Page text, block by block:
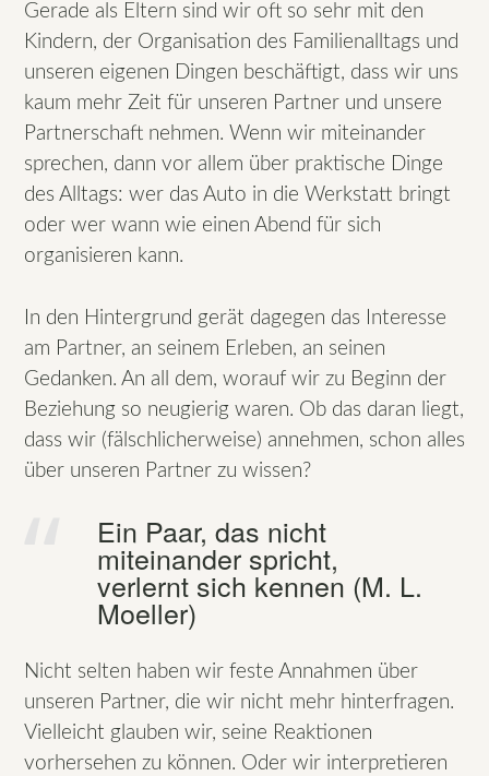
Gerade als Eltern sind wir oft so sehr mit den
Kindern, der Organisation des Familienalltags und
unseren eigenen Dingen beschäftigt, dass wir uns
kaum mehr Zeit für unseren Partner und unsere
Partnerschaft nehmen. Wenn wir miteinander
sprechen, dann vor allem über praktische Dinge
des Alltags: wer das Auto in die Werkstatt bringt
oder wer wann wie einen Abend für sich
organisieren kann.
In den Hintergrund gerät dagegen das Interesse
am Partner, an seinem Erleben, an seinen
Gedanken. An all dem, worauf wir zu Beginn der
Beziehung so neugierig waren. Ob das daran liegt,
dass wir (fälschlicherweise) annehmen, schon alles
über unseren Partner zu wissen?
Ein Paar, das nicht
miteinander spricht,
verlernt sich kennen (M. L.
Moeller)
Nicht selten haben wir feste Annahmen über
unseren Partner, die wir nicht mehr hinterfragen.
Vielleicht glauben wir, seine Reaktionen
vorhersehen zu können. Oder wir interpretieren